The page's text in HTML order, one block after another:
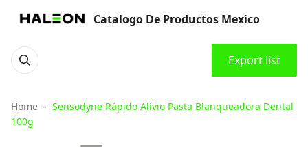
Catalogo De Productos Mexico
Export list
Home
Sensodyne Rápido Alívio Pasta Blanqueadora Dental
100g